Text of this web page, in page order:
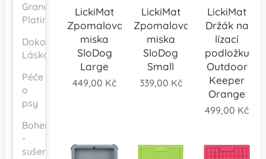
Granule
Platinum
Dokonalá
Láska
Péče
o
psy
Bohemiapetfood
-
sušený
LickiMat
Zpomalovací
miska
SloDog
Large
449,00 Kč
LickiMat
Zpomalovací
miska
SloDog
Small
339,00 Kč
LickiMat
Držák na
lízací
podložku
Outdoor
Keeper
Orange
499,00 Kč